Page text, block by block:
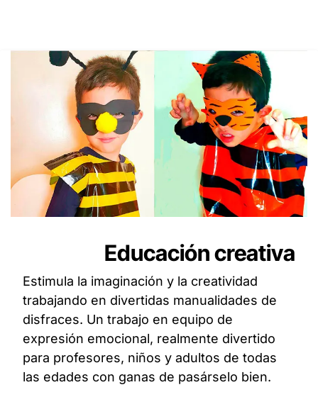
Educación creativa
Estimula la imaginación y la creatividad
trabajando en divertidas manualidades de
disfraces. Un trabajo en equipo de
expresión emocional, realmente divertido
para profesores, niños y adultos de todas
las edades con ganas de pasárselo bien.